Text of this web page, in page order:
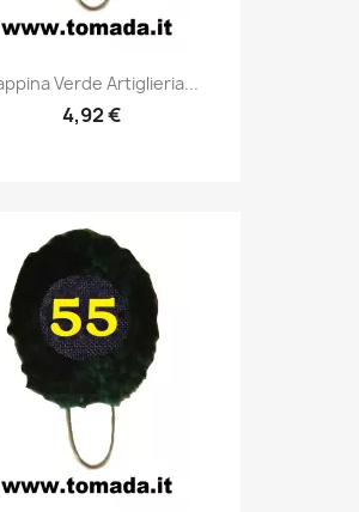
Anteprima
Verde Artiglieria...
4,92 €